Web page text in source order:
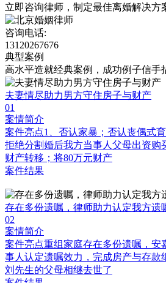
立即咨询律师， 制定最佳离婚解决方
咨询电话:
13120267676
典型案例
高水平造就经典案例，成功例子信手
夫妻情尽助力男方守住房子与财产
01
案情简介
案件亮点1、否认家暴；否认丧偶式
拒绝分割婚后我方当事人父母出资购
财产转移；将80万元财产
案件结果
存在多份遗嘱，律师助力认定我方遗
02
案情简介
案件亮点重组家庭存在多份遗嘱，安
事人认定遗嘱效力，完成房产与存款
刘先生的父母相继去世了